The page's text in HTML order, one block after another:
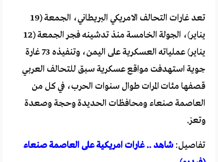
تعد غارات التحالف الامريكي البريطاني، الجمعة (19
يناير)، الجولة الخامسة منذ تدشينه فجر الجمعة (12
يناير) عملياته العسكرية على اليمن، وتنفيذه 73 غارة
جوية استهدفت مواقع عسكرية سبق للتحالف العربي
قصفها مئات المرات طوال سنوات الحرب، في كل من
العاصمة صنعاء ومحافظات الحديدة وحجة وصعدة
وتعز.
تفاصيل: شاهد .. غارات امريكية على العاصمة صنعاء